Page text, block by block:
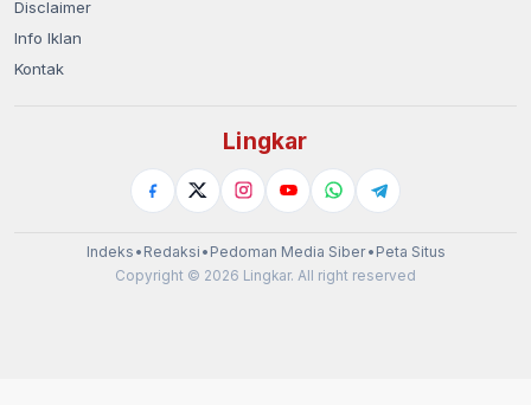
Disclaimer
Info Iklan
Kontak
Lingkar
Indeks • Redaksi • Pedoman Media Siber• Peta Situs
Copyright © 2026 Lingkar. All right reserved